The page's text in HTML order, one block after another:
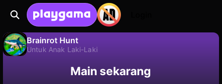
Brainrot Hunt
Untuk Anak Laki-Laki
Simpan progresnya!
Main sekarang